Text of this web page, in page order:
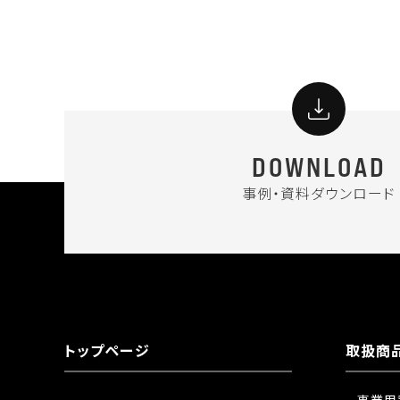
DOWNLOAD
事例・資料ダウンロード
トップページ 取扱商